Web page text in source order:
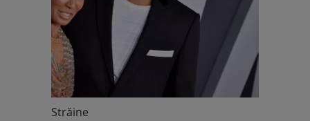
Străine